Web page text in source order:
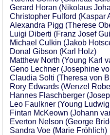
Gerard Horan (Nikolaus
Christopher Fulford (Kaspar
Alexandra Pigg (Therese
Luigi Diberti (Franz Josef
Michael Culkin (Jakob
Donal Gibson (Karl Holz)
Matthew North (Young Karl
Geno Lechner (Josephine
Claudia Solti (Theresa von
Rory Edwards (Wenzel
Hannes Flaschberger
Leo Faulkner (Young
Fintan McKeown (Johann
Everton Nelson (George
Sandra Voe (Marie Fröhlich)